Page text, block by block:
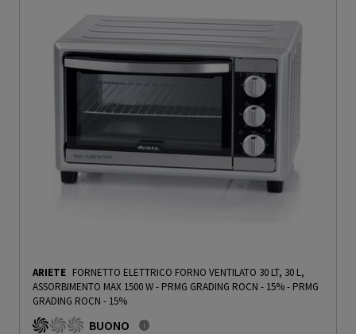
ARIETE FORNETTO ELETTRICO FORNO VENTILATO 30 LT, 30 L,
ASSORBIMENTO MAX 1500 W - PRMG GRADING ROCN - 15%- PRMG
GRADING ROCN - 15%
BUONO